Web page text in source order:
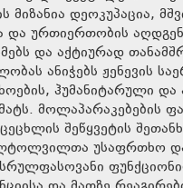
დეოკუპაცია,
და ურთიერთობის
და აქტიურად
ანიჭებს ჟენევის
ჰუმანიტარული და
მოლაპარაკებების
შეწყვეტის
უსაფრთხო